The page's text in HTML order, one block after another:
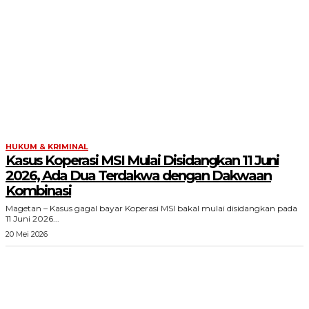
HUKUM & KRIMINAL
Kasus Koperasi MSI Mulai Disidangkan 11 Juni
2026, Ada Dua Terdakwa dengan Dakwaan
Kombinasi
Magetan – Kasus gagal bayar Koperasi MSI bakal mulai disidangkan pada
11 Juni 2026...
20 Mei 2026